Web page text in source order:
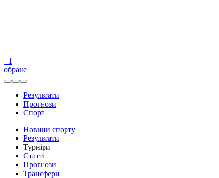
+1
обране
Результати
Прогнози
Спорт
Новини спорту
Результати
Турніри
Статті
Прогнози
Трансфери